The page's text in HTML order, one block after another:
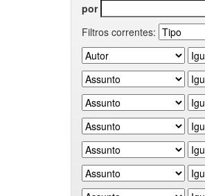
por
Filtros correntes: